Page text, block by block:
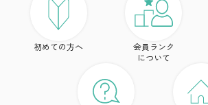
初めての方へ
会員ランク
について